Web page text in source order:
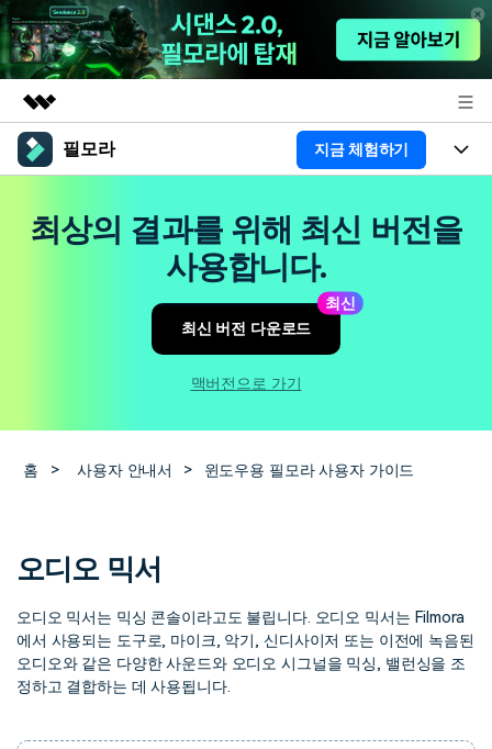
주요 제품
유틸리티
필모라 지금 체험하기
고객 지원
더 알아보기
가격
검색
최상의 결과를 위해 최신 버전을
사용합니다.
최신
최신 버전 다운로드
맥버전으로 가기
홈 > 사용자 안내서 > 윈도우용 필모라 사용자 가이드
오디오 믹서
오디오 믹서는 믹싱 콘솔이라고도 불립니다. 오디오 믹서는 Filmora
에서 사용되는 도구로, 마이크, 악기, 신디사이저 또는 이전에 녹음된
오디오와 같은 다양한 사운드와 오디오 시그널을 믹싱, 밸런싱을 조
정하고 결합하는 데 사용됩니다.